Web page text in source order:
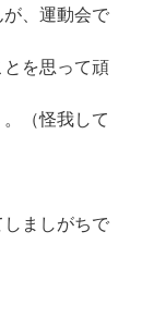
、運動会で
を思って頑
（怪我して
ましがちで